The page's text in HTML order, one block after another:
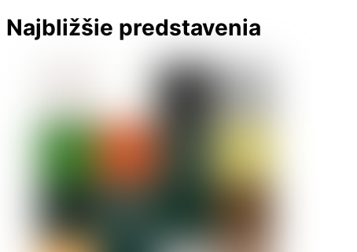
Najbližšie predstavenia